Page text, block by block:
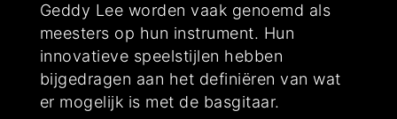
Geddy Lee worden vaak genoemd als
meesters op hun instrument. Hun
innovatieve speelstijlen hebben
bijgedragen aan het definiëren van wat
er mogelijk is met de basgitaar.